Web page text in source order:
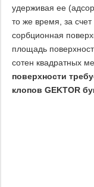
удерживая ее
то же время, за
сорбционная
площадь
сотен квадратных
поверхности
клопов GEKTOR